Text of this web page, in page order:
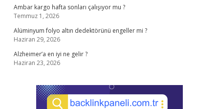
Ambar kargo hafta sonları çalışıyor mu ?
Temmuz 1, 2026
Alüminyum folyo altın dedektörünü engeller mi ?
Haziran 29, 2026
Alzheimer’a en iyi ne gelir ?
Haziran 23, 2026